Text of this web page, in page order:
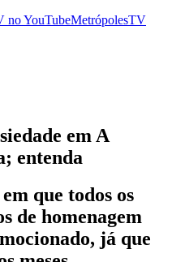
noYouTubeMetrópolesTV
em A
entenda
que todos os
de homenagem
já que